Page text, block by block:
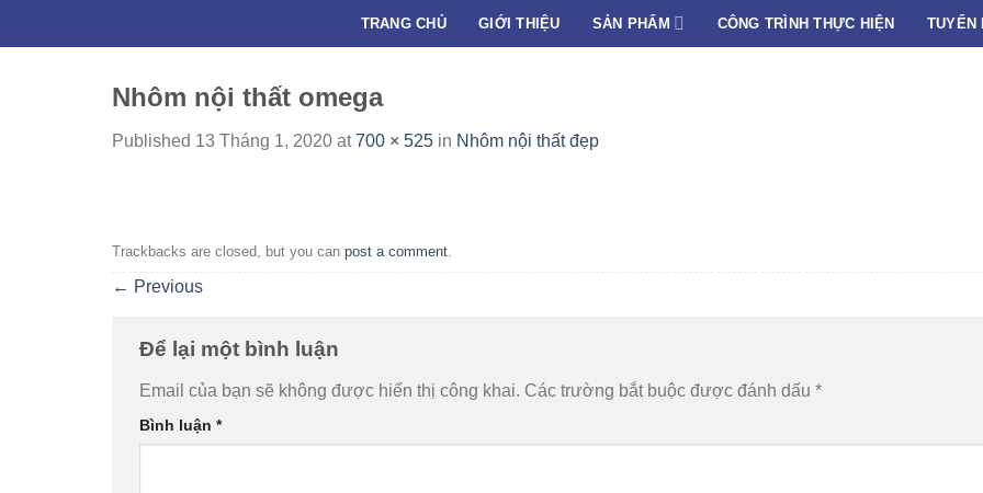
TRANG CHỦ GIỚI THIỆU SẢN PHẨM CÔNG TRÌNH THỰC HIỆN TUYỂN
Nhôm nội thất omega
Published 13 Tháng 1, 2020 at700 × 525 in Nhôm nội thất đẹp
Trackbacks are closed, but you can post a comment.
← Previous
Để lại một bình luận
Email của bạn sẽ không được hiển thị công khai. Các trường bắt buộc được đánh dấu *
Bình luận *